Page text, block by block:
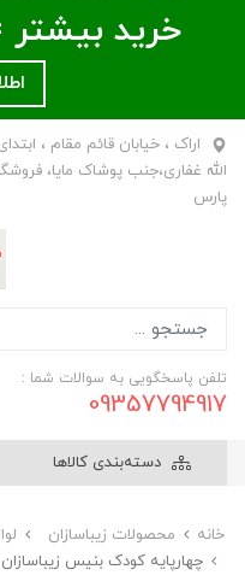
خرید
اراک ، خیابان قائم مقام ،
الله غفاری،جنب پوشاک مایا،
پارس
تلفن پاسخگویی به سوالات شما :
09357794917
دسته‌بندی کالاها
خانه محصولات زیباسازان
چهارپایه کودک بنیس زیباسازان